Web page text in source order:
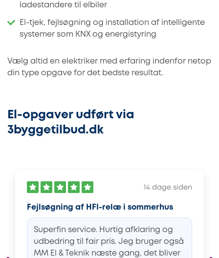
ladestandere til elbiler
El-tjek, fejlsøgning og installation af intelligente
systemer som KNX og energistyring
Vælg altid en elektriker med erfaring indenfor netop
din type opgave for det bedste resultat.
El-opgaver udført via
3byggetilbud.dk
14 dage siden
Fejlsøgning af HFI-relæ i sommerhus
Superfin service. Hurtig afklaring og
udbedring til fair pris. Jeg bruger også
MM El & Teknik næste gang, det bliver